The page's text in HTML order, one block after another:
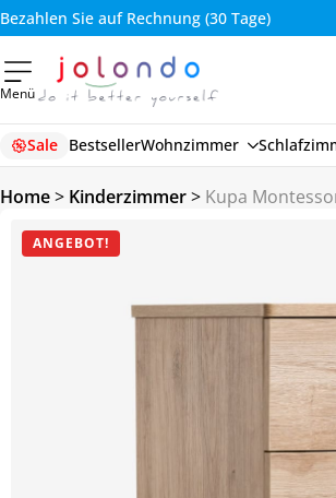
Bezahlen Sie auf Rechnung (30 Tage)
Menü
Sale BestsellerWohnzimmer
Home> Kinderzimmer> Kupa
ANGEBOT!